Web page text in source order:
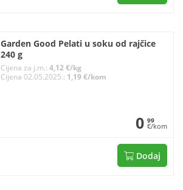
Garden Good Pelati u soku od rajčice
240 g
Cijena za j.m.: 4,12 €/kg
Cijena 02.05.2025.: 1,19 €/kom
0 99
€/kom
Dodaj